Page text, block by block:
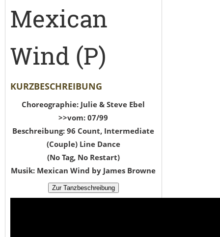
Mexican
Wind (P)
KURZBESCHREIBUNG
Choreographie: Julie & Steve Ebel
>>vom: 07/99
Beschreibung: 96 Count, Intermediate
(Couple) Line Dance
(No Tag, No Restart)
Musik: Mexican Wind by James Browne